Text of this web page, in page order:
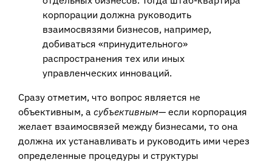
корпорации должна руководить
взаимосвязями бизнесов, например,
добиваться «принудительного»
распространения тех или иных
управленческих инноваций.
Сразу отметим, что вопрос является не
объективным, а субъективным— если корпорация
желает взаимосвязей между бизнесами, то она
должна их устанавливать и руководить ими через
определенные процедуры и структуры